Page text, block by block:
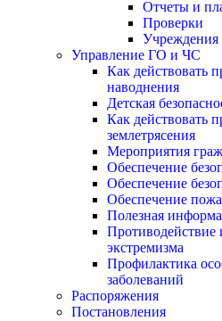
Отчеты и
Проверки
Учреждения
Управление ГО и ЧС
Как действовать
наводнения
Детская
Как действовать
землетрясения
Мероприятия
Обеспечение
Обеспечение
Обеспечение
Полезная
Противодействие
экстремизма
Профилактика
заболеваний
Распоряжения
Постановления